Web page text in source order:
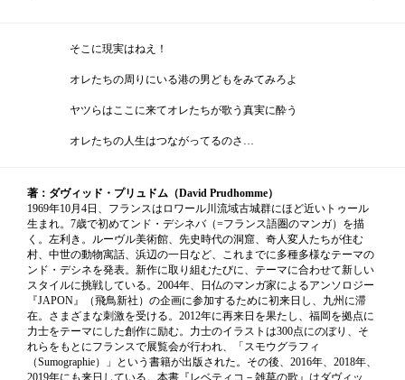
そこに現実はねえ！
オレたちの周りにいる港の男どもをみてみろよ
ヤツらはここに来てオレたちが歌う真実に酔う
オレたちの人生はつながってるのさ…
著：ダヴィッド・プリュドム（David Prudhomme）
1969年10月4日、フランスはロワール川流域古城群にほど近いトゥール
生まれ。7歳で初めてンド・デシネバ（=フランス語圏のマンガ）を描
く。左利き。ルーヴル美術館、先史時代の洞窟、奇人変人たちが住む
村、中世の動物寓話、浜辺の一日など、これまでに多種多様なテーマの
ンド・デシネを発表。新作に取り組むたびに、テーマに合わせて新しい
スタイルに挑戦している。2004年、日仏のマンガ家によるアンソロジー
『JAPON』（飛鳥新社）の企画に参加するために初来日し、九州に滞
在。さまざまな刺激を受ける。2012年に再来日を果たし、福岡を拠点に
力士をテーマにした創作に励む。力士のイラストは300点にのぼり、そ
れらをもとにフランスで展覧会が行われ、「スモウグラフィ
（Sumographie）」という書籍が出版された。その後、2016年、2018年、